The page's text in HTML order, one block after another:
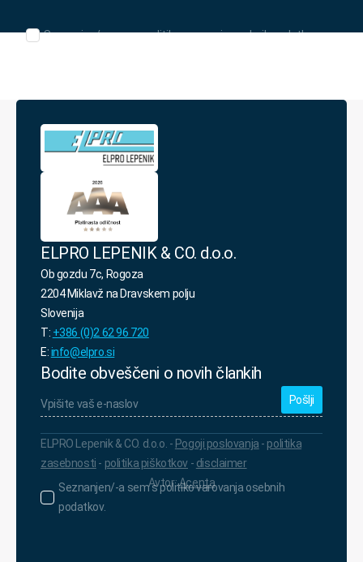
Seznanjen/-
politiko
varovanja
Seznanjen/-a sem s politiko varovanja osebnih podatkov.
ELPRO LEPENIK & CO. d.o.o.
Ob gozdu 7c, Rogoza
2204 Miklavž na Dravskem polju
Slovenija
T: +386 (0)2 62 96 720
E:info@elpro.si
Bodite obveščeni o novih člankih
vaš
e-
*
Seznanjen/-
a
Seznanjen/-a sem s politiko varovanja osebnih
podatkov.
ELPRO Lepenik & CO. d.o.o. - Pogoji poslovanja - politika
zasebnosti - politika piškotkov - disclaimer
Avtor:Acenta